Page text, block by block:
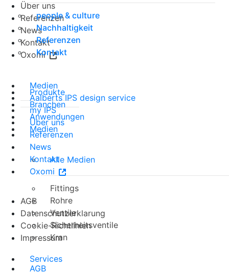
people & culture
Nachhaltigkeit
Referenzen
Kontakt
Produkte
Branchen
Anwendungen
Medien
Alle Medien
Fittings
Rohre
Ventile
Sicherheitsventile
Kran
Services
Über uns
Referenzen
News
Kontakt
Oxomi
Medien
Aalberts IPS design service
my IPS
Über uns
Referenzen
News
Kontakt
Oxomi
AGB
Datenschutzerklarung
Cookie-Richtlinien
Impressum
AGB